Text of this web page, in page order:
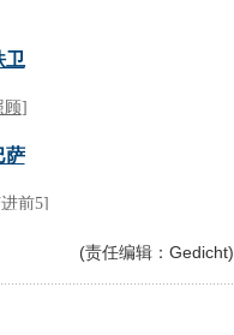
(责任编辑：Gedicht)